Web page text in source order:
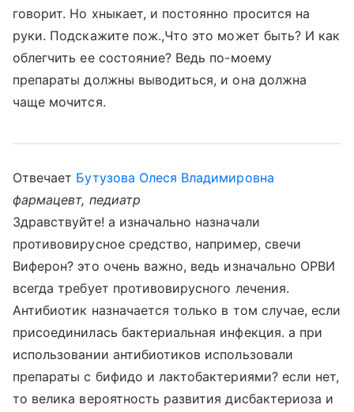
говорит. Но хныкает, и постоянно просится на
руки. Подскажите пож.,Что это может быть? И как
облегчить ее состояние? Ведь по-моему
препараты должны выводиться, и она должна
чаще мочится.
Отвечает Бутузова Олеся Владимировна
фармацевт, педиатр
Здравствуйте! а изначально назначали
противовирусное средство, например, свечи
Виферон? это очень важно, ведь изначально ОРВИ
всегда требует противовирусного лечения.
Антибиотик назначается только в том случае, если
присоединилась бактериальная инфекция. а при
использовании антибиотиков использовали
препараты с бифидо и лактобактериями? если нет,
то велика вероятность развития дисбактериоза и